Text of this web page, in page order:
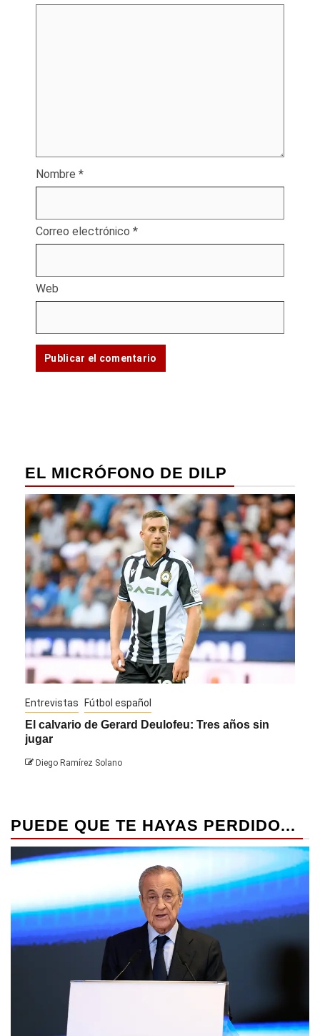
Nombre *
Correo electrónico *
Web
EL MICRÓFONO DE DILP
Entrevistas Fútbol español
El calvario de Gerard Deulofeu: Tres años sin
jugar
Diego Ramírez Solano
PUEDE QUE TE HAYAS PERDIDO...